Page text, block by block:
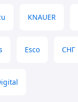
KNAUER
Esco СНГ